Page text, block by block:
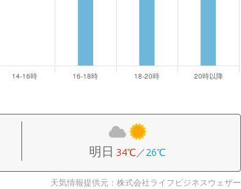
明日 34℃／26℃
天気情報提供元：株式会社ライフビジネスウェザー